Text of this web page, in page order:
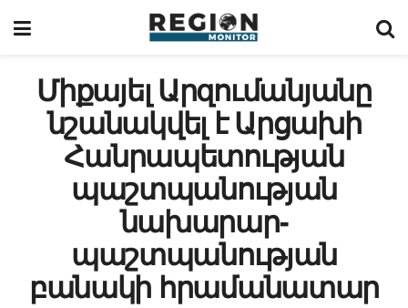
Միքայել Արզումանյանը
նշանակվել է Արցախի
Հանրապետության
պաշտպանության
նախարար-
պաշտպանության
բանակի հրամանատար